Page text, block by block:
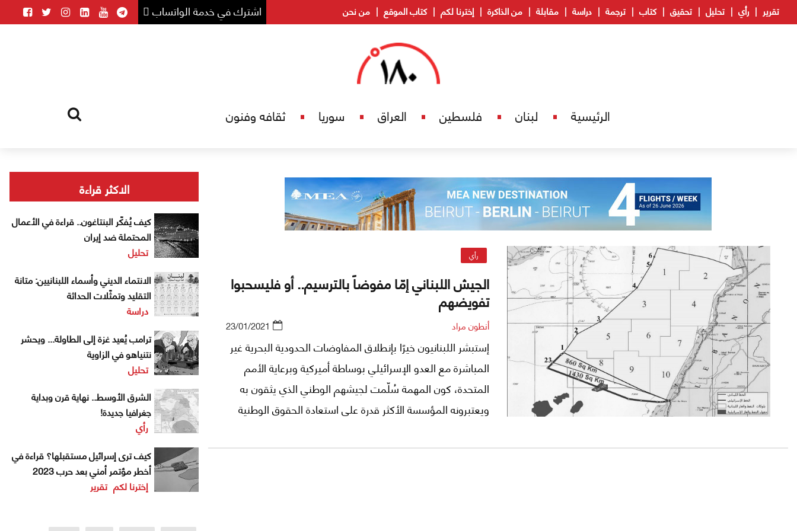
اشترك في خدمة الواتساب تقرير رأي تحليل تحقيق كتاب ترجمة دراسة مقابلة من الذاكرة إخترنا لكم كتاب الموقع من نحن
الرئيسية لبنان فلسطين العراق سوريا ثقافه وفنون
رأي
الجيش اللبناني إمّا مفوضاً بالترسيم.. أو فليسحبوا
تفويضهم
أنطون مراد 23/01/2021
إستبشر اللبنانيون خيرًا بإنطلاق المفاوضات الحدودية البحرية غير
المباشرة مع العدو الإسرائيلي بوساطة أميركية وبرعاية الأمم
المتحدة، كون المهمة سُلّمت لجيشهم الوطني الذي يثقون به
ويعتبرونه المؤسسة الأكثر قدرة على استعادة الحقوق الوطنية
الاكثر قراءة
كيف يُفكّر البنتاغون.. قراءة في الأعمال
المحتملة ضد إيران
تحليل
الانتماء الديني وأسماء اللبنانيين: متانة
التقليد وتمثّلات الحداثة
دراسة
ترامب يُعيد غزة إلى الطاولة... ويحشر
نتنياهو في الزاوية
تحليل
الشرق الأوسط.. نهاية قرن وبداية
جغرافيا جديدة!
رأي
كيف ترى إسرائيل مستقبلها؟ قراءة في
أخطر مؤتمر أمني بعد حرب 2023
إخترنا لكم تقرير